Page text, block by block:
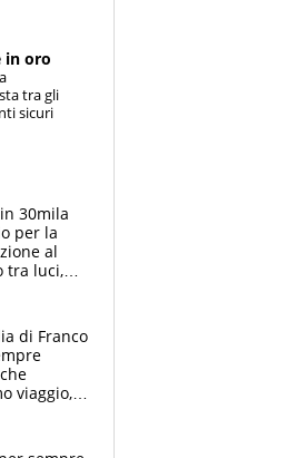
in oro
tra gli
sicuri
30mila
per la
al
tra luci,
di Franco
viaggio,